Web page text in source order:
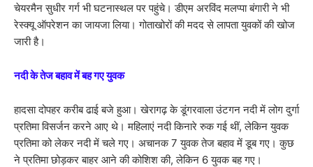
चेयरमैन सुधीर गर्ग भी घटनास्थल पर पहुंचे। डीएम अरविंद मलप्पा बंगारी ने भी
रेस्क्यू ऑपरेशन का जायजा लिया। गोताखोरों की मदद से लापता युवकों की खोज
जारी है।
नदी के तेज बहाव में बह गए युवक
हादसा दोपहर करीब ढाई बजे हुआ। खेरागढ़ के डूंगरवाला उंटगन नदी में लोग दुर्गा
प्रतिमा विसर्जन करने आए थे। महिलाएं नदी किनारे रुक गई थीं, लेकिन युवक
प्रतिमा को लेकर नदी में चले गए। अचानक 7 युवक तेज बहाव में डूब गए। कुछ
ने प्रतिमा छोड़कर बाहर आने की कोशिश की, लेकिन 6 युवक बह गए।